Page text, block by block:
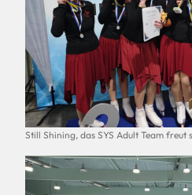
Still Shining, das SYS Adult Team freut